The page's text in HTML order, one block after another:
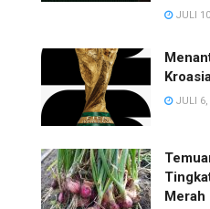
JULI
JULI 6,
Merah